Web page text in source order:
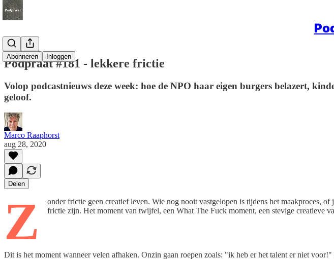
Abonneren Inloggen
Podpraat #181 - lekkere frictie
Volop podcastnieuws deze week: hoe de NPO haar eigen burgers belazert,
geloof.
Marco Raaphorst
aug 28, 2020
Delen
Z
onder frictie geen creatief leven. Wie nog nooit vastgelopen is tijdens het maakproces,
frictie zijn. Het moment van twijfel, een What The Fuck moment, een stevige creatieve
Dit is het moment wanneer velen afhaken. Onzin gaan roepen zoals: "ik heb er het talent er niet